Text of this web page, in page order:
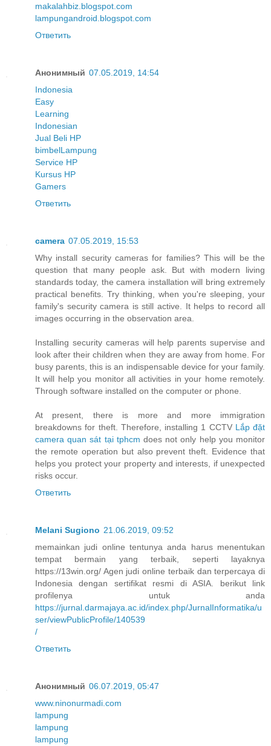
makalahbiz.blogspot.com
lampungandroid.blogspot.com
Ответить
Анонимный 07.05.2019, 14:54
Indonesia
Easy
Learning
Indonesian
Jual Beli HP
bimbelLampung
Service HP
Kursus HP
Gamers
Ответить
camera 07.05.2019, 15:53
Why install security cameras for families? This will be the
question that many people ask. But with modern living
standards today, the camera installation will bring extremely
practical benefits. Try thinking, when you're sleeping, your
family's security camera is still active. It helps to record all
images occurring in the observation area.
Installing security cameras will help parents supervise and
look after their children when they are away from home. For
busy parents, this is an indispensable device for your family.
It will help you monitor all activities in your home remotely.
Through software installed on the computer or phone.
At present, there is more and more immigration
breakdowns for theft. Therefore, installing 1 CCTV Lắp đặt
camera quan sát tại tphcm does not only help you monitor
the remote operation but also prevent theft. Evidence that
helps you protect your property and interests, if unexpected
risks occur.
Ответить
Melani Sugiono 21.06.2019, 09:52
memainkan judi online tentunya anda harus menentukan
tempat bermain yang terbaik, seperti layaknya
https://13win.org/ Agen judi online terbaik dan terpercaya di
Indonesia dengan sertifikat resmi di ASIA. berikut link
profilenya untuk anda
https://jurnal.darmajaya.ac.id/index.php/JurnalInformatika/u
ser/viewPublicProfile/140539
/
Ответить
Анонимный 06.07.2019, 05:47
www.ninonurmadi.com
lampung
lampung
lampung